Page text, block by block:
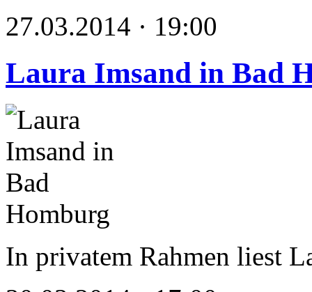
27.03.2014 · 19:00
Laura Imsand in Bad
In privatem Rahmen liest